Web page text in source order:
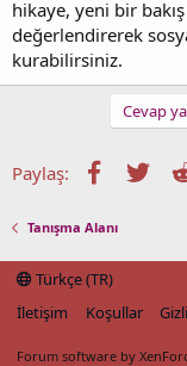
hikaye, yeni bir bakış
değerlendirerek
kurabilirsiniz.
Cevap
Paylaş: Facebook
Tanışma Alanı
Türkçe (TR)
İletişim
Koşullar
Forum software by